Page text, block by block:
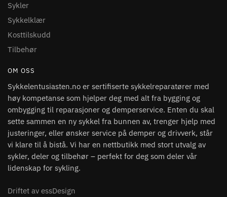
Sykler
Sykkelklær
Kosttilskudd
Tilbehør
OM OSS
Sykkelentusiasten.no er sertifiserte sykkelreparatører med
høy kompetanse som hjelper deg med alt fra bygging og
ombygging til reparasjoner og demperservice. Enten du skal
sette sammen en ny sykkel fra bunnen av, trenger hjelp med
justeringer, eller ønsker service på demper og drivverk, står
vi klare til å bistå. Vi har en nettbutikk med stort utvalg av
sykler, deler og tilbehør – perfekt for deg som deler vår
lidenskap for sykling.
Driftet av essDesign